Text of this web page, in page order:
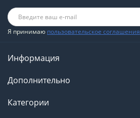
Я принимаю пользовательское соглашения
Информация
Дополнительно
Категории